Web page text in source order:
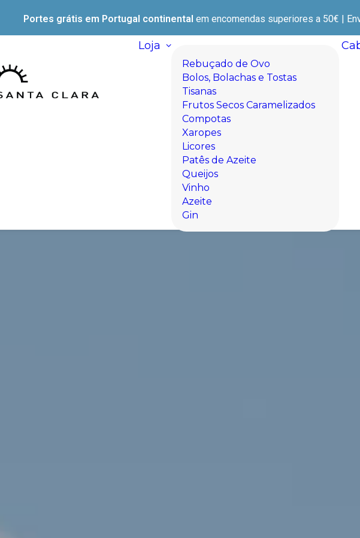
Portes grátis em Portugal continental em encomendas superiores a 50€ |
Loja
Rebuçado de Ovo
Bolos, Bolachas e Tostas
Tisanas
Frutos Secos Caramelizados
Compotas
Xaropes
Licores
Patês de Azeite
Queijos
Vinho
Azeite
Gin